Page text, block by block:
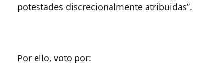
potestades discrecionalmente atribuidas”.
Por ello, voto por: